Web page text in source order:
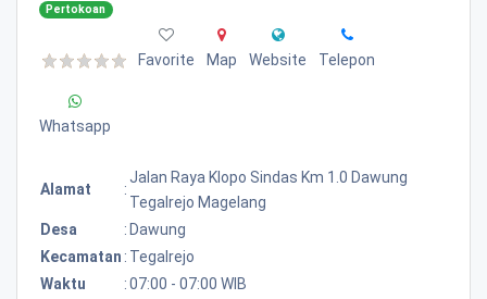
Pertokoan
Favorite Map Website Telepon
Whatsapp
Alamat :
Jalan Raya Klopo Sindas Km 1.0 Dawung
Tegalrejo Magelang
Desa
: Dawung
Kecamatan : Tegalrejo
Waktu
:07:00 - 07:00 WIB